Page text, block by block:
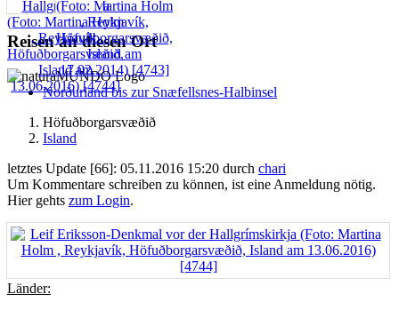
Reisen an diesen Ort
Norðurland bis zur Snæfellsnes-Halbinsel
Höfuðborgarsvæðið
Island
letztes Update [66]: 05.11.2016 15:20 durch chari
Um Kommentare schreiben zu können, ist eine Anmeldung nötig.
Hier gehts zum Login.
Länder: